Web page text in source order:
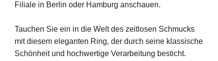
Filiale in Berlin oder Hamburg anschauen.
Tauchen Sie ein in die Welt des zeitlosen Schmucks
mit diesem eleganten Ring, der durch seine klassische
Schönheit und hochwertige Verarbeitung besticht.